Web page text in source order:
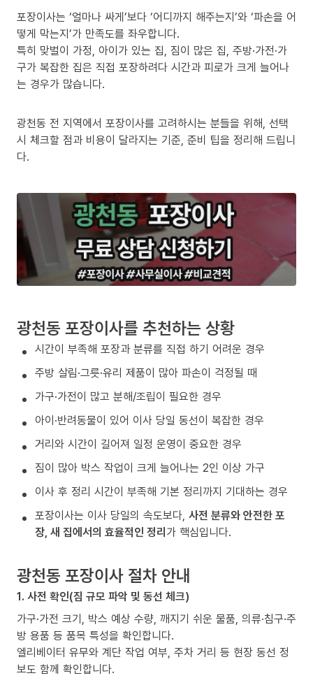
포장이사는 ‘얼마나 싸게’보다 ‘어디까지 해주는지’와 ‘파손을 어
떻게 막는지’가 만족도를 좌우합니다.
특히 맞벌이 가정, 아이가 있는 집, 짐이 많은 집, 주방·가전·가
구가 복잡한 집은 직접 포장하려다 시간과 피로가 크게 늘어나
는 경우가 많습니다.
광천동 전 지역에서 포장이사를 고려하시는 분들을 위해, 선택
시 체크할 점과 비용이 달라지는 기준, 준비 팁을 정리해 드립니
다.
광천동 포장이사를 추천하는 상황
시간이 부족해 포장과 분류를 직접 하기 어려운 경우
주방 살림·그릇·유리 제품이 많아 파손이 걱정될 때
가구·가전이 많고 분해/조립이 필요한 경우
아이·반려동물이 있어 이사 당일 동선이 복잡한 경우
거리와 시간이 길어져 일정 운영이 중요한 경우
짐이 많아 박스 작업이 크게 늘어나는 2인 이상 가구
이사 후 정리 시간이 부족해 기본 정리까지 기대하는 경우
포장이사는 이사 당일의 속도보다, 사전 분류와 안전한 포
장, 새 집에서의 효율적인 정리가 핵심입니다.
광천동 포장이사 절차 안내
1. 사전 확인(짐 규모 파악 및 동선 체크)
가구·가전 크기, 박스 예상 수량, 깨지기 쉬운 물품, 의류·침구·주
방 용품 등 품목 특성을 확인합니다.
엘리베이터 유무와 계단 작업 여부, 주차 거리 등 현장 동선 정
보도 함께 확인합니다.